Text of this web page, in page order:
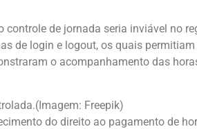
de jornada seria inviável no
de login e logout, os quais
o acompanhamento das
Freepik)
do direito ao pagamento de